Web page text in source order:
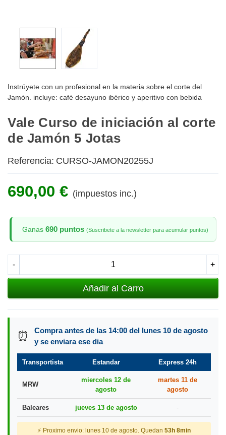
Instrúyete con un profesional en la materia sobre el corte del
Jamón. incluye: café desayuno ibérico y aperitivo con bebida
Vale Curso de iniciación al corte
de Jamón 5 Jotas
Referencia: CURSO-JAMON20255J
690,00 € (impuestos inc.)
Ganas 690 puntos (Suscribete a la newsletter para acumular puntos)
- +
Añadir al Carro
⏰
Compra antes de las 14:00 del lunes 10 de agosto
y se enviara ese dia
Transportista Estandar Express 24h
MRW
miercoles 12 de
agosto
martes 11 de
agosto
Baleares jueves 13 de agosto -
⚡ Proximo envio: lunes 10 de agosto. Quedan 53h 8min